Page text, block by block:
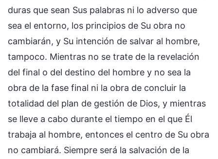
duras que sean Sus palabras ni lo adverso que
sea el entorno, los principios de Su obra no
cambiarán, y Su intención de salvar al hombre,
tampoco. Mientras no se trate de la revelación
del final o del destino del hombre y no sea la
obra de la fase final ni la obra de concluir la
totalidad del plan de gestión de Dios, y mientras
se lleve a cabo durante el tiempo en el que Él
trabaja al hombre, entonces el centro de Su obra
no cambiará. Siempre será la salvación de la